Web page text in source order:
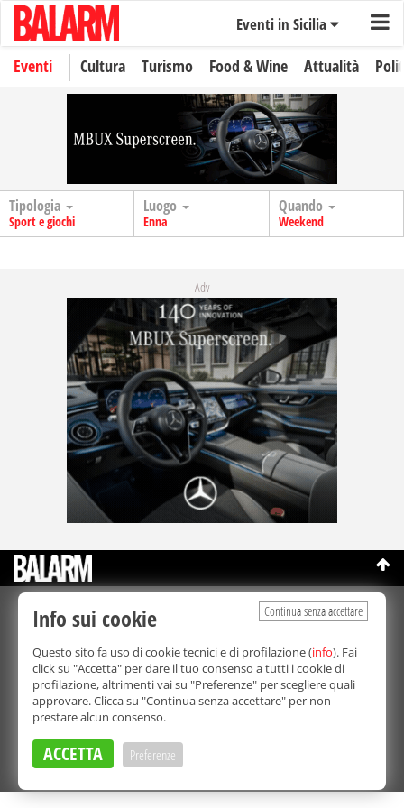
Eventi in Sicilia
Eventi Cultura Turismo Food & Wine Attualità
Tipologia
Sport e giochi
Luogo
Enna
Quando
Weekend
Adv
©Copyright 2003-2026
Bmedia Srl
La riproduzione totale o parziale di tutti i contenuti, in qualunque
forma, su qualsiasi supporto è proibita.
Balarm.it è una testata giornalistica registrata. Autorizzazione del
Tribunale di Palermo n° 32 del 21/10/2003
Direttore responsabile:Fabio Ricotta
Privacy e Cookie Policy
Continua senza accettare
Info sui cookie
Questo sito fa uso di cookie tecnici e di profilazione (info). Fai
click su "Accetta" per dare il tuo consenso a tutti i cookie di
profilazione, altrimenti vai su "Preferenze" per scegliere quali
approvare. Clicca su "Continua senza accettare" per non
prestare alcun consenso.
ACCETTA Preferenze